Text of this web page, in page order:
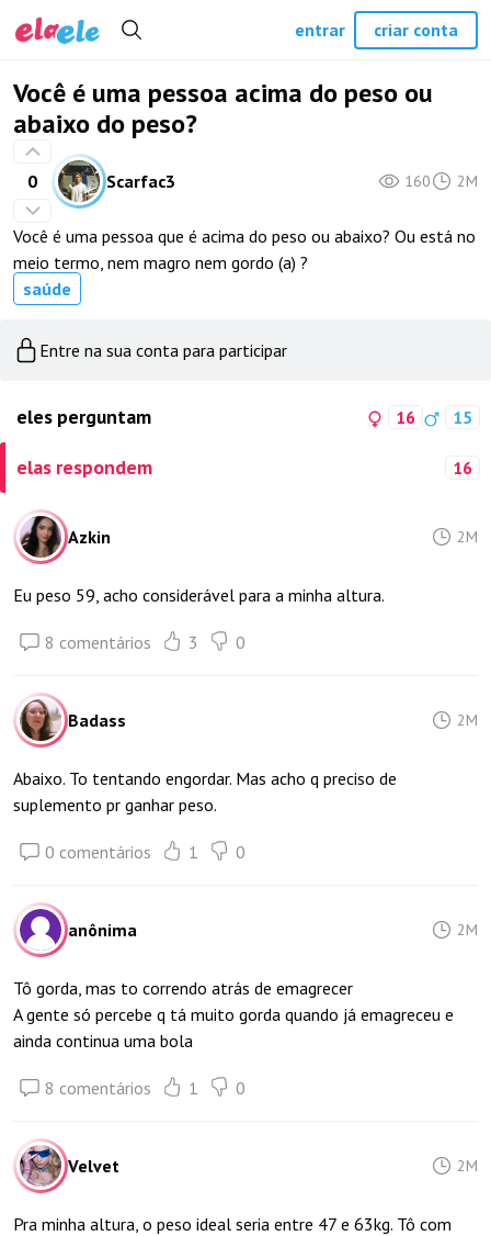
Você é uma pessoa acima do peso ou
abaixo do peso?
0 Scarfac3 160 2M
Você é uma pessoa que é acima do peso ou abaixo? Ou está no
meio termo, nem magro nem gordo (a) ?
saúde
Entre na sua conta para participar
eles perguntam 16 15
elas respondem 16
Azkin 2M
Eu peso 59, acho considerável para a minha altura.
8 comentários 3 0
Badass 2M
Abaixo. To tentando engordar. Mas acho q preciso de
suplemento pr ganhar peso.
0 comentários 1 0
anônima 2M
Tô gorda, mas to correndo atrás de emagrecer
A gente só percebe q tá muito gorda quando já emagreceu e
ainda continua uma bola
8 comentários 1 0
Velvet 2M
Pra minha altura, o peso ideal seria entre 47 e 63kg. Tô com
entrar criar conta